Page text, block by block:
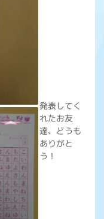
発表してく
れたお友
達、どうも
ありがと
う！